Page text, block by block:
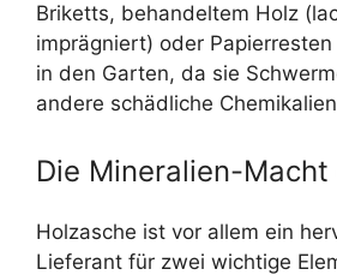
Briketts, behandeltem Holz
imprägniert) oder
in den Garten, da sie
andere schädliche
Die Mineralien-Macht
Holzasche ist vor allem ein
Lieferant für zwei wichtige